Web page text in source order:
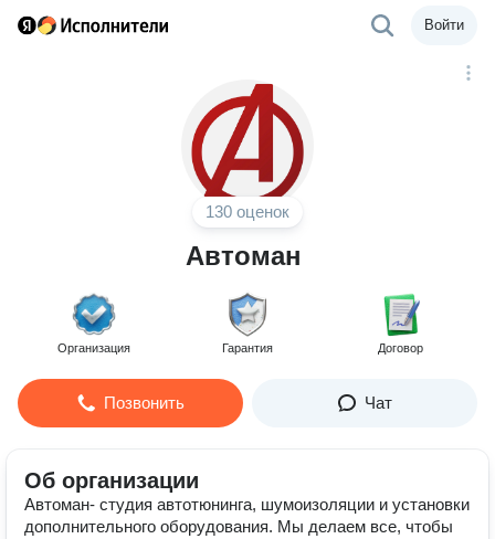
Войти
130 оценок
Автоман
Организация Гарантия Договор
Позвонить Чат
Об организации
Автоман- студия автотюнинга, шумоизоляции и установки
дополнительного оборудования. Мы делаем все, чтобы